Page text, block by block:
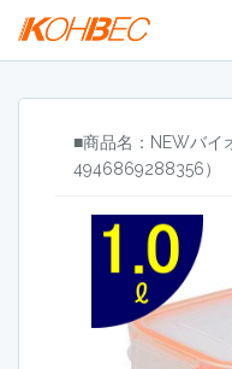
■商品名：NEWバイ
4946869288356）